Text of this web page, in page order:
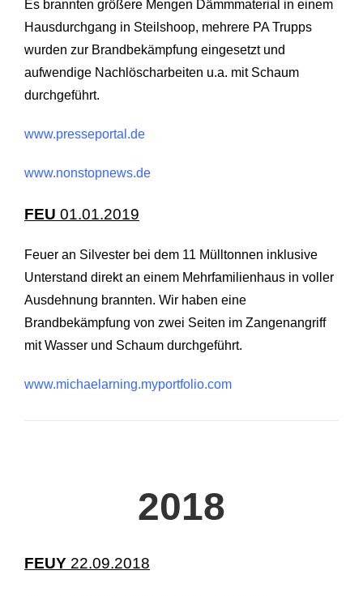
Es brannten größere Mengen Dämmmaterial in einem
Hausdurchgang in Steilshoop, mehrere PA Trupps
wurden zur Brandbekämpfung eingesetzt und
aufwendige Nachlöscharbeiten u.a. mit Schaum
durchgeführt.
www.presseportal.de
www.nonstopnews.de
FEU 01.01.2019
Feuer an Silvester bei dem 11 Mülltonnen inklusive
Unterstand direkt an einem Mehrfamilienhaus in voller
Ausdehnung brannten. Wir haben eine
Brandbekämpfung von zwei Seiten im Zangenangriff
mit Wasser und Schaum durchgeführt.
www.michaelarning.myportfolio.com
2018
FEUY 22.09.2018